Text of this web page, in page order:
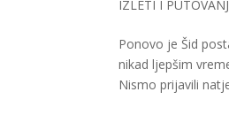
IZLETI I
Ponovo je Šid
nikad ljepšim
Nismo prijavili